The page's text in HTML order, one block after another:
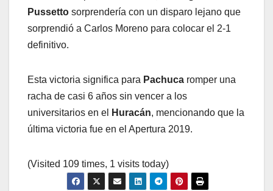
Pussetto sorprendería con un disparo lejano que
sorprendió a Carlos Moreno para colocar el 2-1
definitivo.
Esta victoria significa para Pachuca romper una
racha de casi 6 años sin vencer a los
universitarios en el
Huracán, mencionando que la
última victoria fue en el Apertura 2019.
(Visited 109 times, 1 visits today)